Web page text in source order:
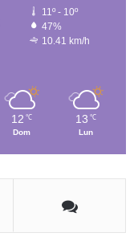
11º - 10º
47%
10.41 km/h
12 ℃
Dom
13 ℃
Lun